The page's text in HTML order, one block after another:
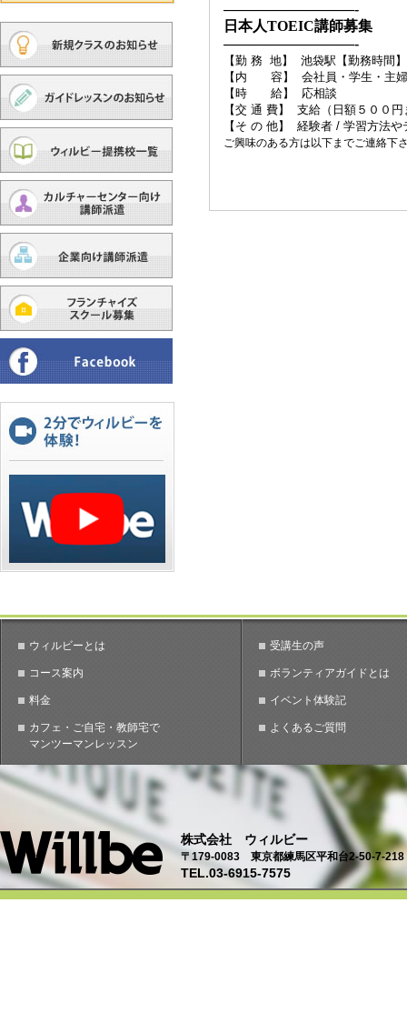
—————————-
日本人TOEIC講師募集
—————————-
【勤 務 地】 池袋駅 【勤務時間
【内 容】 会社員・学生・主婦
【時 給】 応相談
【交 通 費】 支給（日額５００円
【そ の 他】 経験者 / 学習方法
ご興味のある方は以下までご連絡下
ウィルビーとは
コース案内
料金
カフェ・ご自宅・教師宅で
マンツーマンレッスン
受講生の声
ボランティアガイドとは
イベント体験記
よくあるご質問
株式会社 ウィルビー
〒179-0083 東京都練馬区平和台2-50-7-218
TEL.03-6915-7575